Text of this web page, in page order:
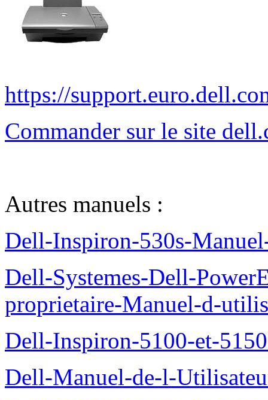
https://
Commander sur le site
Autres manuels :
Dell-Inspiron-530s-
Dell-Systemes-Dell-
proprietaire-Manuel-d-
Dell-Inspiron-5100-et-
Dell-Manuel-de-l-